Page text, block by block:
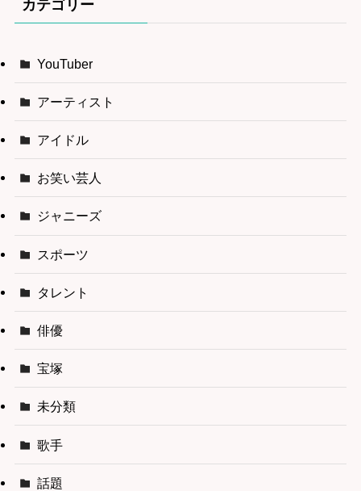
カテゴリー
YouTuber
アーティスト
アイドル
お笑い芸人
ジャニーズ
スポーツ
タレント
俳優
宝塚
未分類
歌手
話題